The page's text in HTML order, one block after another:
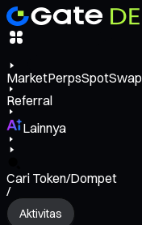
MarketPerpsSpotSwap
Referral
Lainnya
Cari Token/Dompet
/
Aktivitas